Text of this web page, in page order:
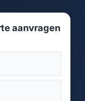
aanvragen